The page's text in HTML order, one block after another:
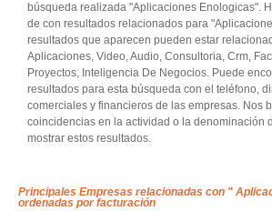
búsqueda realizada "Aplicaciones Enologicas".
de con resultados relacionados para
resultados que aparecen pueden estar
Aplicaciones, Video, Audio, Consultoria, Crm,
Proyectos, Inteligencia De Negocios. Puede
resultados para esta búsqueda con el teléfono,
comerciales y financieros de las empresas. Nos
coincidencias en la actividad o la denominación
mostrar estos resultados.
Principales Empresas relacionadas con "
ordenadas por facturación